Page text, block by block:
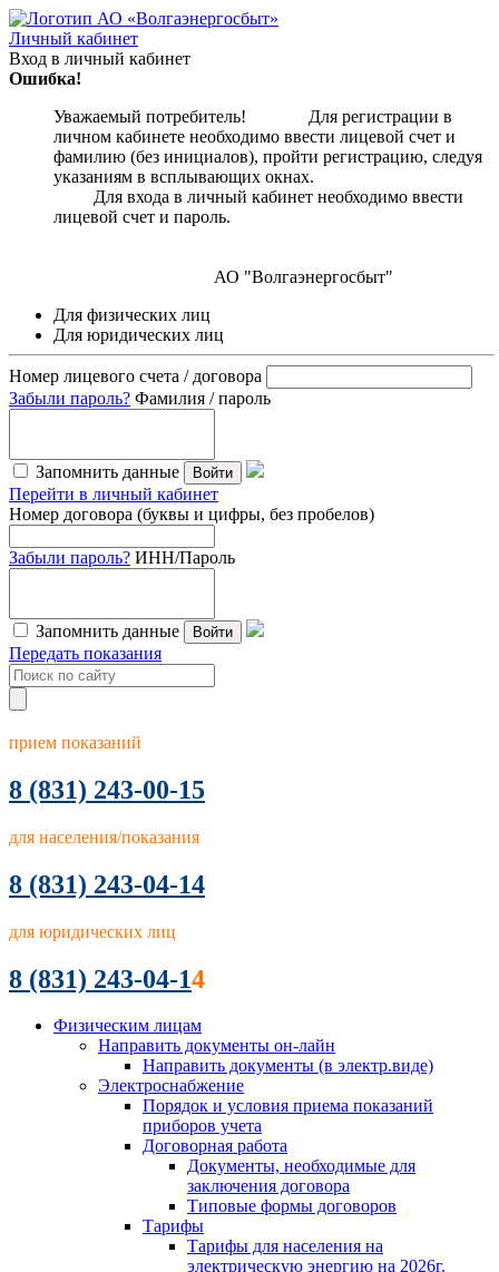
Личный кабинет
Вход в личный кабинет
Ошибка!
Уважаемый потребитель! Для регистрации в
личном кабинете необходимо ввести лицевой счет и
фамилию (без инициалов), пройти регистрацию, следуя
указаниям в всплывающих окнах.
Для входа в личный кабинет необходимо ввести
лицевой счет и пароль.
АО "Волгаэнергосбыт"
Для физических лиц
Для юридических лиц
Номер лицевого счета / договора
Забыли пароль? Фамилия / пароль
Запомнить данные Войти
Перейти в личный кабинет
Номер договора (буквы и цифры, без пробелов)
Забыли пароль? ИНН/Пароль
Запомнить данные Войти
Передать показания
прием показаний
8 (831) 243-00-15
для населения/показания
8 (831) 243-04-14
для юридических лиц
8 (831) 243-04-14
Физическим лицам
Направить документы он-лайн
Направить документы (в электр.виде)
Электроснабжение
Порядок и условия приема показаний
приборов учета
Договорная работа
Документы, необходимые для
заключения договора
Типовые формы договоров
Тарифы
Тарифы для населения на
электрическую энергию на 2026г.